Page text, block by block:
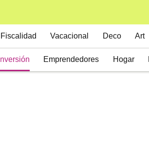
Inversión Emprendedores Hogar
Fiscalidad Vacacional Deco Art